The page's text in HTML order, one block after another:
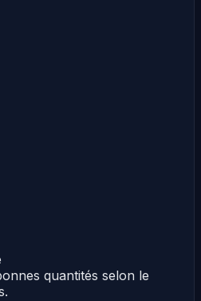
quantités selon le